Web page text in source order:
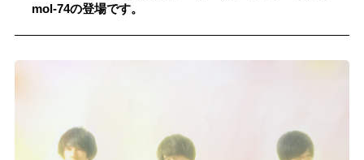
プレスリリース一覧
ログイン
mol-74の登場です。